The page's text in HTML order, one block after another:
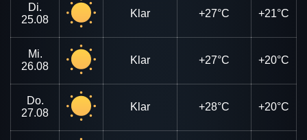
Di.
25.08
Klar +27°C +21°C
Mi.
26.08
Klar +27°C +20°C
Do.
27.08
Klar +28°C +20°C